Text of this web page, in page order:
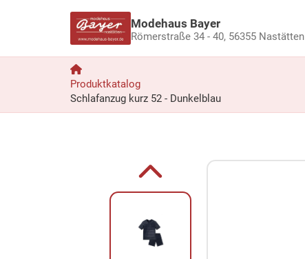
Modehaus Bayer
Römerstraße 34 - 40, 56355 Nastätten
Produktkatalog
Schlafanzug kurz 52 - Dunkelblau
Zur Produktbeschreibung springen